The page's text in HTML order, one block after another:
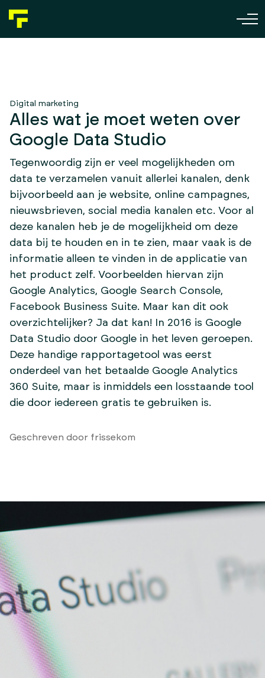
Skip to content
Digital marketing
Alles wat je moet weten over
Google Data Studio
Tegenwoordig zijn er veel mogelijkheden om
data te verzamelen vanuit allerlei kanalen, denk
bijvoorbeeld aan je website, online campagnes,
nieuwsbrieven, social media kanalen etc. Voor al
deze kanalen heb je de mogelijkheid om deze
data bij te houden en in te zien, maar vaak is de
informatie alleen te vinden in de applicatie van
het product zelf. Voorbeelden hiervan zijn
Google Analytics, Google Search Console,
Facebook Business Suite. Maar kan dit ook
overzichtelijker? Ja dat kan! In 2016 is Google
Data Studio door Google in het leven geroepen.
Deze handige rapportagetool was eerst
onderdeel van het betaalde Google Analytics
360 Suite, maar is inmiddels een losstaande tool
die door iedereen gratis te gebruiken is.
Geschreven door frissekom